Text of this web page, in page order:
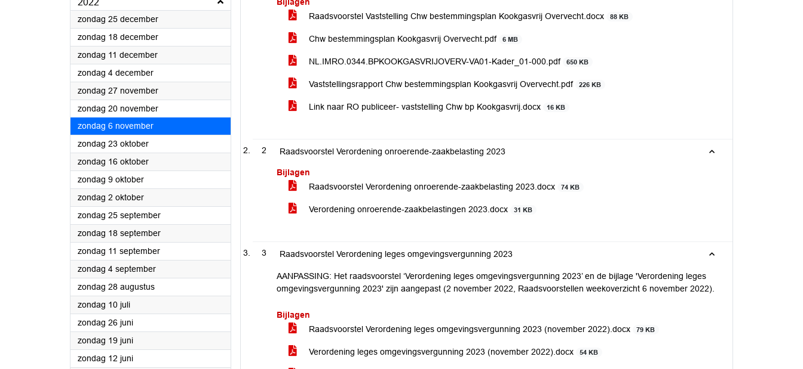
2022
zondag 25 december2022
zondag 18 december2022
zondag 11 december2022
zondag 4 december2022
zondag 27 november2022
zondag 20 november2022
zondag 6 november2022
zondag 23 oktober2022
zondag 16 oktober2022
zondag 9 oktober2022
zondag 2 oktober2022
zondag 25 september2022
zondag 18 september2022
zondag 11 september2022
zondag 4 september2022
zondag 28 augustus2022
zondag 10 juli2022
zondag 26 juni2022
zondag 19 juni2022
zondag 12 juni2022
Raadsvoorstel Vaststelling Chw bestemmingsplan Kookgasvrij Overvecht.docx
88 KB
Chw bestemmingsplan Kookgasvrij Overvecht.pdf 6 MB
NL.IMRO.0344.BPKOOKGASVRIJOVERV-VA01-Kader_01-000.pdf 650 KB
Vaststellingsrapport Chw bestemmingsplan Kookgasvrij Overvecht.pdf 226 KB
Link naar RO publiceer- vaststelling Chw bp Kookgasvrij.docx 16 KB
2 Raadsvoorstel Verordening onroerende-zaakbelasting 2023
Bijlagen
Raadsvoorstel Verordening onroerende-zaakbelasting 2023.docx
74 KB
Verordening onroerende-zaakbelastingen 2023.docx 31 KB
3 Raadsvoorstel Verordening leges omgevingsvergunning 2023
AANPASSING: Het raadsvoorstel ‘Verordening leges omgevingsvergunning 2023’ en de bijlage 'Verordening leges
omgevingsvergunning 2023' zijn aangepast (2 november 2022, Raadsvoorstellen weekoverzicht 6 november 2022).
Bijlagen
Raadsvoorstel Verordening leges omgevingsvergunning 2023 (november 2022).docx
79 KB
Verordening leges omgevingsvergunning 2023 (november 2022).docx 54 KB